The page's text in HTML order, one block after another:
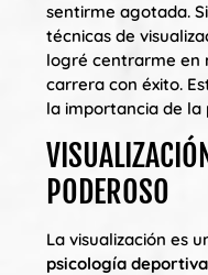
sentirme agotada.
técnicas de
logré centrarme en
carrera con éxito.
la importancia de la
PODEROSO
La visualización es
psicología deportiva